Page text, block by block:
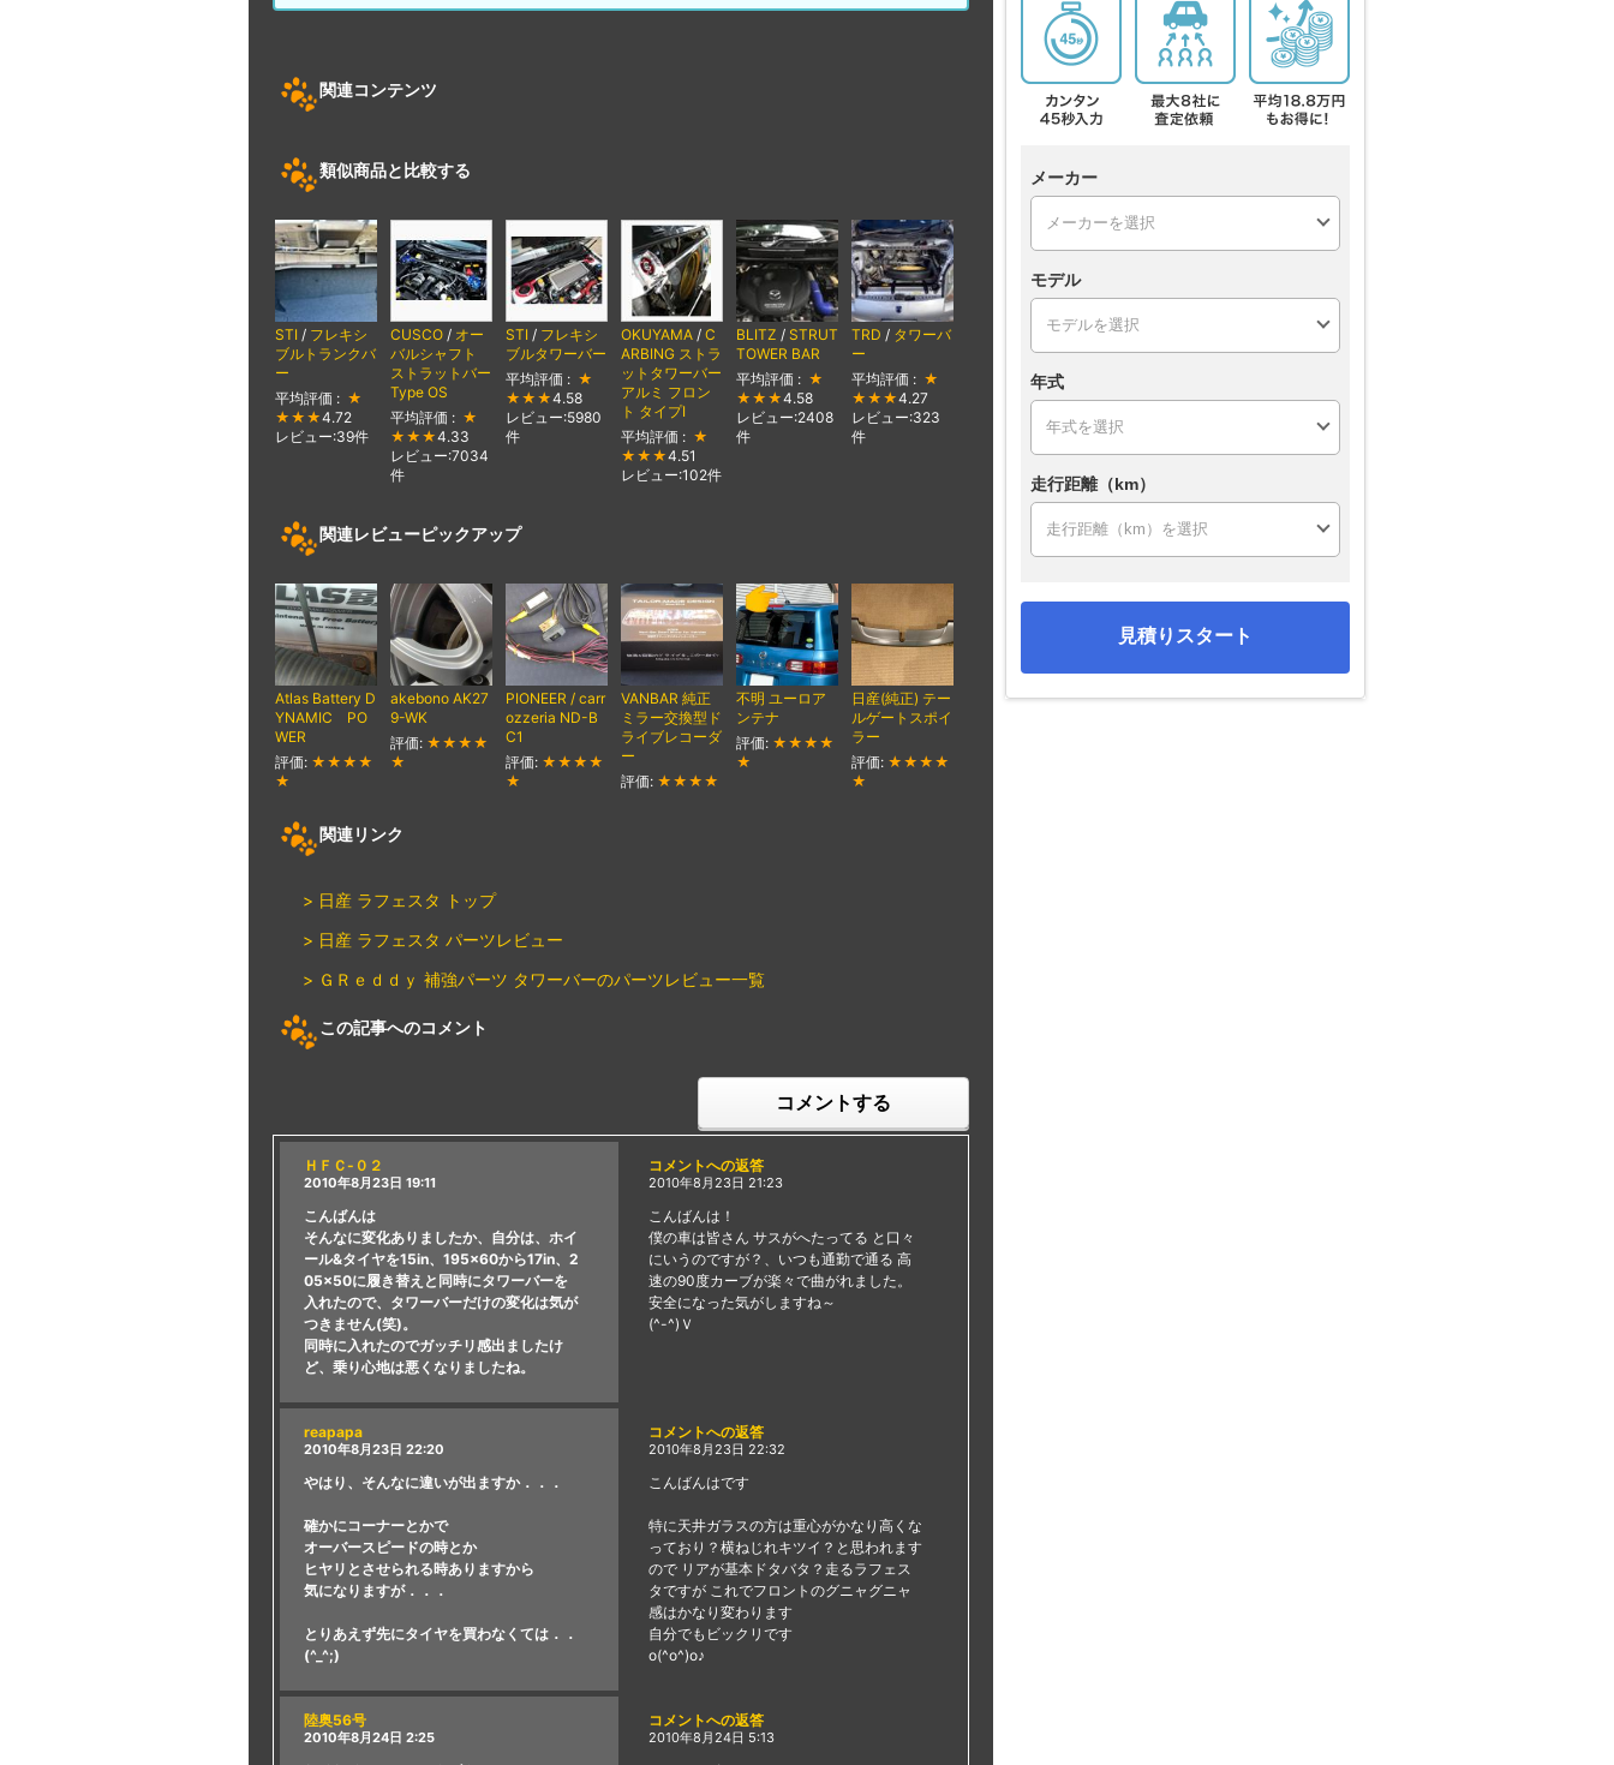
関連コンテンツ
類似商品と比較する
STI / フレキシ
ブルトランクバ
ー
平均評価 : ★
★★★4.72
レビュー:39件
CUSCO / オー
バルシャフト
ストラットバー
Type OS
平均評価 : ★
★★★4.33
レビュー:7034
件
STI / フレキシ
ブルタワーバー
平均評価 : ★
★★★4.58
レビュー:5980
件
OKUYAMA / C
ARBING ストラ
ットタワーバー
アルミ フロン
ト タイプⅠ
平均評価 : ★
★★★4.51
レビュー:102件
BLITZ / STRUT
TOWER BAR
平均評価 : ★
★★★4.58
レビュー:2408
件
TRD / タワーバ
ー
平均評価 : ★
★★★4.27
レビュー:323
件
関連レビューピックアップ
Atlas Battery D
YNAMIC PO
WER
評価: ★★★★
★
akebono AK27
9-WK
評価: ★★★★
★
PIONEER / carr
ozzeria ND-B
C1
評価: ★★★★
★
VANBAR 純正
ミラー交換型ド
ライブレコーダ
ー
評価: ★★★★
不明 ユーロア
ンテナ
評価: ★★★★
★
日産(純正) テー
ルゲートスポイ
ラー
評価: ★★★★
★
関連リンク
> 日産 ラフェスタ トップ
> 日産 ラフェスタ パーツレビュー
> ＧＲｅｄｄｙ 補強パーツ タワーバーのパーツレビュー一覧
この記事へのコメント
コメントする
ＨＦＣ-０２
2010年8月23日 19:11
こんばんは
そんなに変化ありましたか、自分は、ホイ
ール&タイヤを15in、195×60から17in、2
05×50に履き替えと同時にタワーバーを
入れたので、タワーバーだけの変化は気が
つきません(笑)。
同時に入れたのでガッチリ感出ましたけ
ど、乗り心地は悪くなりましたね。
コメントへの返答
2010年8月23日 21:23
こんばんは！
僕の車は皆さん サスがへたってる と口々
にいうのですが？、いつも通勤で通る 高
速の90度カーブが楽々で曲がれました。
安全になった気がしますね～
(^-^)Ｖ
reapapa
2010年8月23日 22:20
やはり、そんなに違いが出ますか．．．
確かにコーナーとかで
オーバースピードの時とか
ヒヤリとさせられる時ありますから
気になりますが．．．
とりあえず先にタイヤを買わなくては．．
(^_^;)
コメントへの返答
2010年8月23日 22:32
こんばんはです
特に天井ガラスの方は重心がかなり高くな
っており？横ねじれキツイ？と思われます
ので リアが基本ドタバタ？走るラフェス
タですが これでフロントのグニャグニャ
感はかなり変わります
自分でもビックリです
o(^o^)o♪
陸奥56号
2010年8月24日 2:25
コメントへの返答
2010年8月24日 5:13
メーカー
モデル
年式
走行距離（km）
見積りスタート